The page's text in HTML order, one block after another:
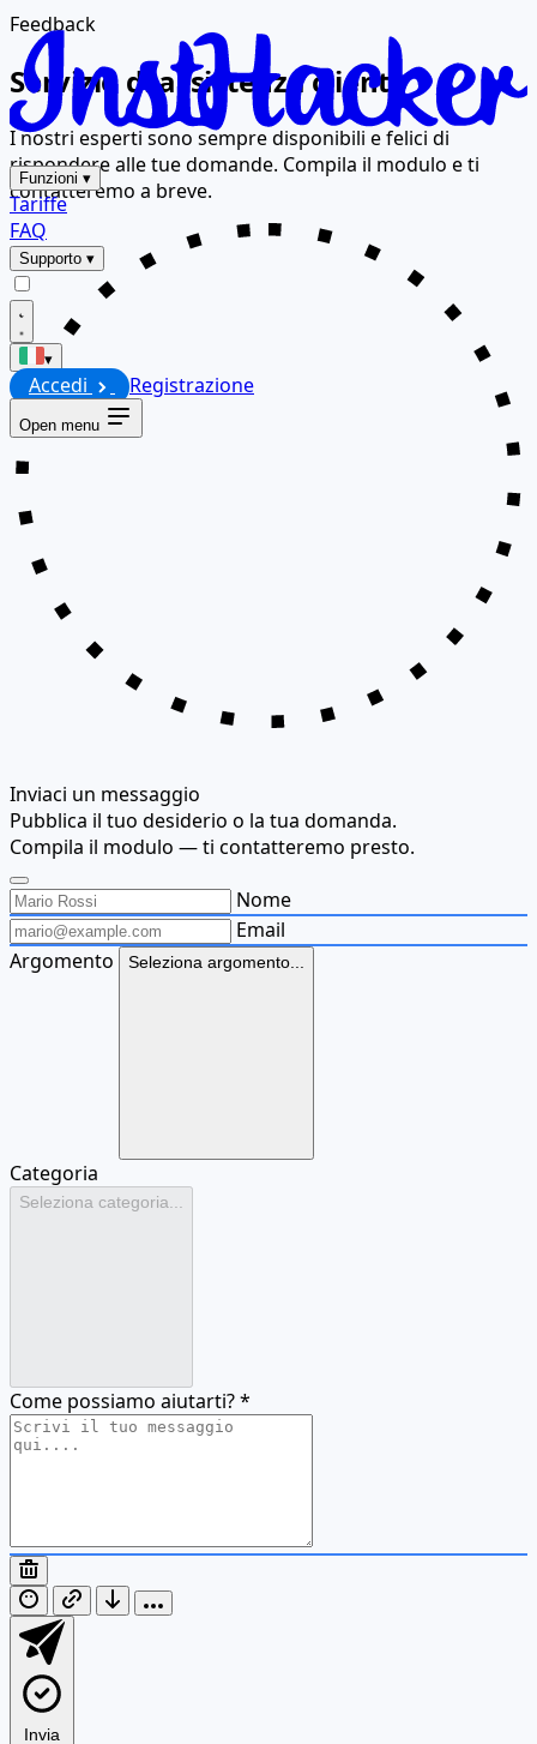
Funzioni ▾
Tariffe
FAQ
Supporto ▾
▾
Accedi Registrazione
Open menu
Feedback
Servizio di assistenza clienti
I nostri esperti sono sempre disponibili e felici di
rispondere alle tue domande. Compila il modulo e ti
contatteremo a breve.
Inviaci un messaggio
Pubblica il tuo desiderio o la tua domanda.
Compila il modulo — ti contatteremo presto.
Nome
Email
Argomento
Seleziona argomento...
Categoria
Seleziona categoria...
Come possiamo aiutarti?*
Invia